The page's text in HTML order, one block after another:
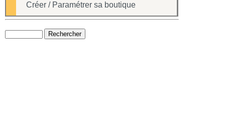
Créer / Paramétrer sa boutique